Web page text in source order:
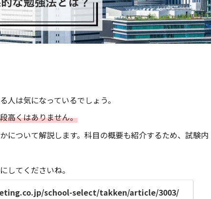
は気になっているでしょう。
高くはありません。
について解説します。科目の概要も紹介するため、試験内
してくださいね。
school-select/takken/article/3003/